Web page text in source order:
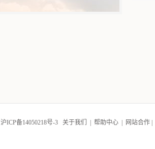
沪ICP备14050218号-3 关于我们 帮助中心| 网站合作|